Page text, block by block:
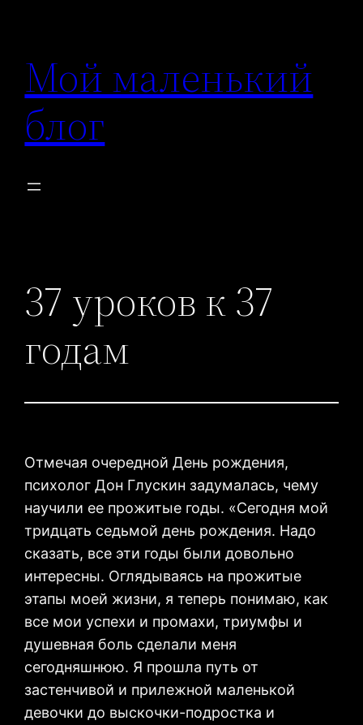
содержимому
Мой маленький
блог
37 уроков к 37
годам
Отмечая очередной День рождения,
психолог Дон Глускин задумалась, чему
научили ее прожитые годы. «Сегодня мой
тридцать седьмой день рождения. Надо
сказать, все эти годы были довольно
интересны. Оглядываясь на прожитые
этапы моей жизни, я теперь понимаю, как
все мои успехи и промахи, триумфы и
душевная боль сделали меня
сегодняшнюю. Я прошла путь от
застенчивой и прилежной маленькой
девочки до выскочки-подростка и